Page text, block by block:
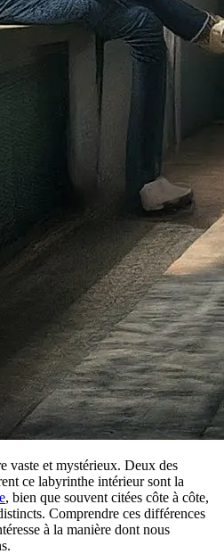
vaste et mystérieux. Deux des
ce labyrinthe intérieur sont la
, bien que souvent citées côte à côte,
Comprendre ces différences
à la manière dont nous